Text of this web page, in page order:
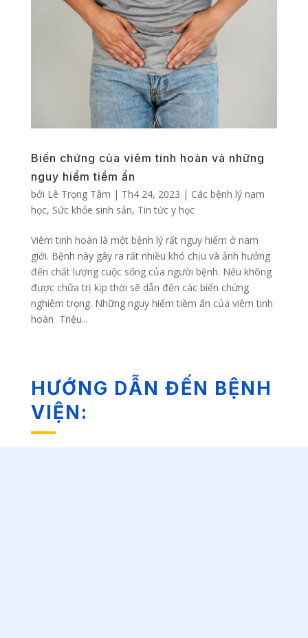
Biến chứng của viêm tinh hoàn và những
nguy hiểm tiềm ẩn
bởi Lê Trọng Tâm | Th4 24, 2023 | Các bệnh lý nam
học, Sức khỏe sinh sản, Tin tức y học
Viêm tinh hoàn là một bệnh lý rất nguy hiểm ở nam
giới. Bệnh này gây ra rất nhiều khó chịu và ảnh hưởng
đến chất lượng cuộc sống của người bệnh. Nếu không
được chữa trị kịp thời sẽ dẫn đến các biến chứng
nghiêm trọng. Những nguy hiểm tiềm ẩn của viêm tinh
hoàn Triệu...
HƯỚNG DẪN ĐẾN BỆNH
VIỆN: